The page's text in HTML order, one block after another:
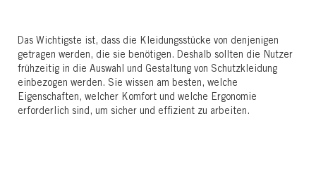
Das Wichtigste ist, dass die Kleidungsstücke von denjenigen
getragen werden, die sie benötigen. Deshalb sollten die Nutzer
frühzeitig in die Auswahl und Gestaltung von Schutzkleidung
einbezogen werden. Sie wissen am besten, welche
Eigenschaften, welcher Komfort und welche Ergonomie
erforderlich sind, um sicher und effizient zu arbeiten.